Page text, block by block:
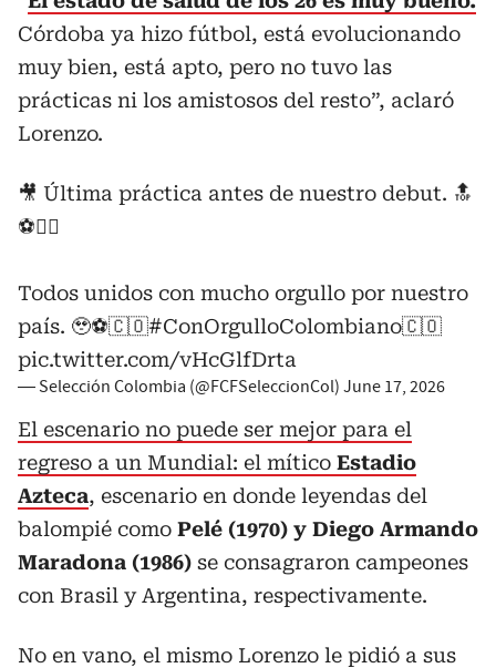
Córdoba ya hizo fútbol, está evolucionando
muy bien, está apto, pero no tuvo las
prácticas ni los amistosos del resto”, aclaró
Lorenzo.
🎥 Última práctica antes de nuestro debut. 🔝
⚽🙂‍↕️
Todos unidos con mucho orgullo por nuestro
país. 🥹⚽🇨🇴#ConOrgulloColombiano🇨🇴
pic.twitter.com/vHcGlfDrta
— Selección Colombia (@FCFSeleccionCol) June 17, 2026
El escenario no puede ser mejor para el
regreso a un Mundial: el mítico Estadio
Azteca, escenario en donde leyendas del
balompié como Pelé (1970) y Diego Armando
Maradona (1986) se consagraron campeones
con Brasil y Argentina, respectivamente.
No en vano, el mismo Lorenzo le pidió a sus